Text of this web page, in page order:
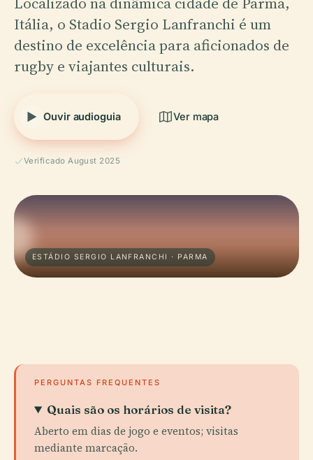
Itália, o Stadio Sergio Lanfranchi é um
destino de excelência para aficionados de
rugby e viajantes culturais.
Ouvir audioguia Ver mapa
Verificado August 2025
ESTÁDIO SERGIO LANFRANCHI · PARMA
PERGUNTAS FREQUENTES
Quais são os horários de visita?
Aberto em dias de jogo e eventos; visitas
mediante marcação.